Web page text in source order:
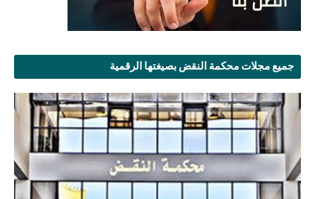
جميع مجلات محكمة النقض بصيغتها الرقمية